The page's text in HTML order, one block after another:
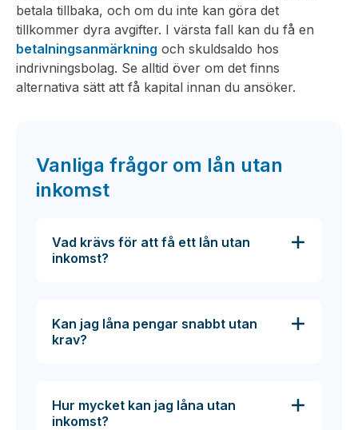
betala tillbaka, och om du inte kan göra det
tillkommer dyra avgifter. I värsta fall kan du få en
betalningsanmärkning och skuldsaldo hos
indrivningsbolag. Se alltid över om det finns
alternativa sätt att få kapital innan du ansöker.
Vanliga frågor om lån utan
inkomst
Vad krävs för att få ett lån utan
inkomst?
Kan jag låna pengar snabbt utan
krav?
Hur mycket kan jag låna utan
inkomst?